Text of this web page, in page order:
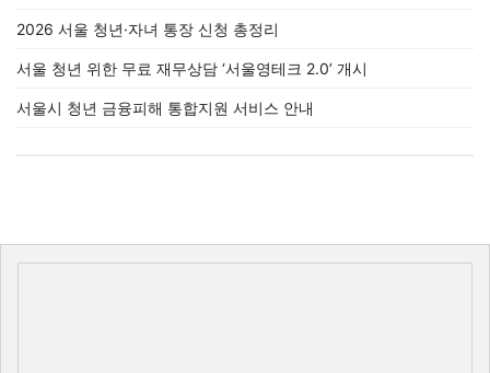
2026 서울 청년·자녀 통장 신청 총정리
서울 청년 위한 무료 재무상담 ‘서울영테크 2.0’ 개시
서울시 청년 금융피해 통합지원 서비스 안내